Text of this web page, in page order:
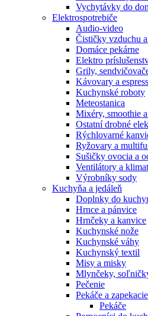
Vychytávky do
Elektrospotrebiče
Audio-video
Čističky vzduchu
Domáce pekárne
Elektro
Grily,
Kávovary a
Kuchynské roboty
Meteostanica
Mixéry, smoothie
Ostatní drobné
Rýchlovarné
Ryžovary a
Sušičky ovocia a
Ventilátory a
Výrobníky sody
Kuchyňa a jedáleň
Doplnky do
Hrnce a pánvice
Hrnčeky a kanvice
Kuchynské nože
Kuchynské váhy
Kuchynský textil
Misy a misky
Mlynčeky,
Pečenie
Pekáče a
Pekáče